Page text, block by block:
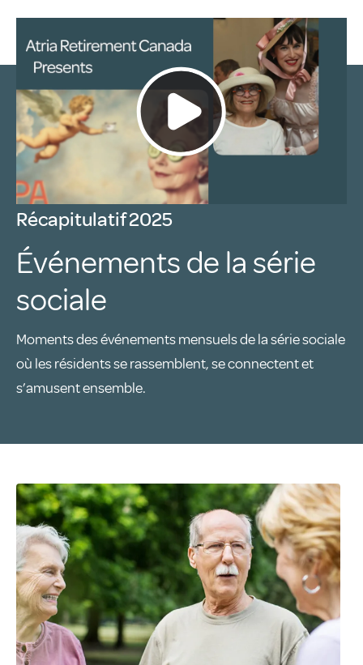
Récapitulatif 2025
Événements de la série
sociale
Moments des événements mensuels de la série sociale
où les résidents se rassemblent, se connectent et
s’amusent ensemble.